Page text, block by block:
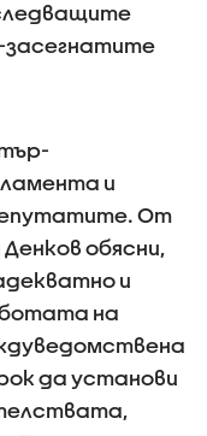
засегнатите
и
От
обясни,
и
на
да установи